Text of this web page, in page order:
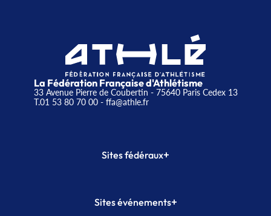
La Fédération Française d'Athlétisme
33 Avenue Pierre de Coubertin - 75640 Paris Cedex 13
T.01 53 80 70 00- ffa@athle.fr
Sites fédéraux+
Plateforme Formation
Sites événements+